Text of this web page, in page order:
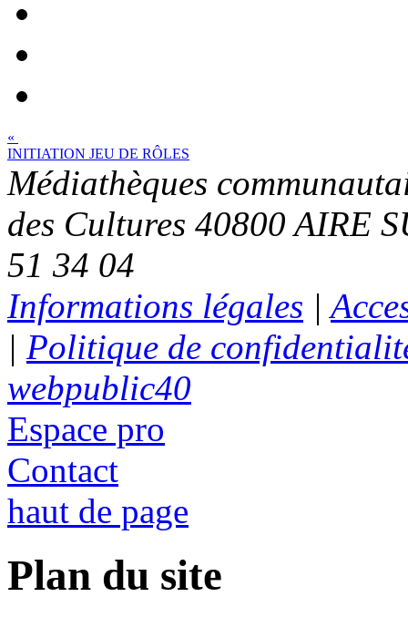
«
INITIATION JEU DE RÔLES
Médiathèques
des Cultures 40800 AIRE
51 34 04
Informations légales |
| Politique de
webpublic40
Espace pro
Contact
haut de page
Plan du site